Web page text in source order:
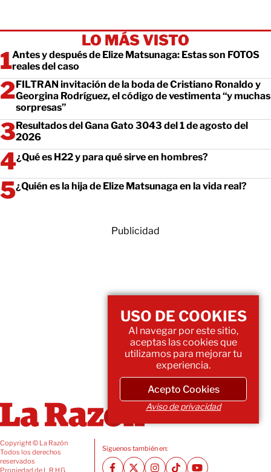
LO MÁS VISTO
Antes y después de Elize Matsunaga: Estas son FOTOS
reales del caso
FILTRAN invitación de la boda de Cristiano Ronaldo y
Georgina Rodríguez, el código de vestimenta “y muchas
sorpresas”
Resultados del Gana Gato 3043 del 1 de agosto del
2026
¿Qué es H22 y para qué sirve en hombres?
¿Quién es la hija de Elize Matsunaga en la vida real?
Publicidad
Copyright © La Razón
Todos los derechos
reservados
Propiedad de L.R.H.G.
Siguenos también en:
USO DE COOKIES
Al navegar por este sitio,
aceptas las cookies que
utilizamos para mejorar tu
experiencia.
Acepto Cookies
Aviso de privacidad